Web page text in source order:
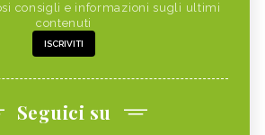
consigli e informazioni sugli ultimi
contenuti
ISCRIVITI
Seguici su